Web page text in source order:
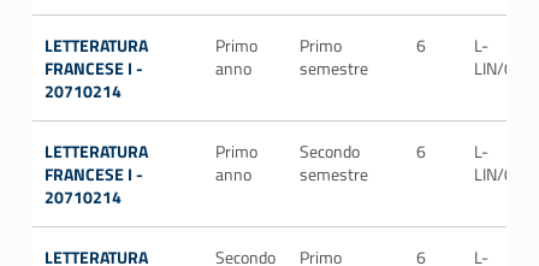
LETTERATURA
FRANCESE I -
20710214
Primo
anno
Primo
semestre
6
L-
LIN/03
LETTERATURA
FRANCESE I -
20710214
Primo
anno
Secondo
semestre
6
L-
LIN/03
LETTERATURA Secondo Primo 6 L-